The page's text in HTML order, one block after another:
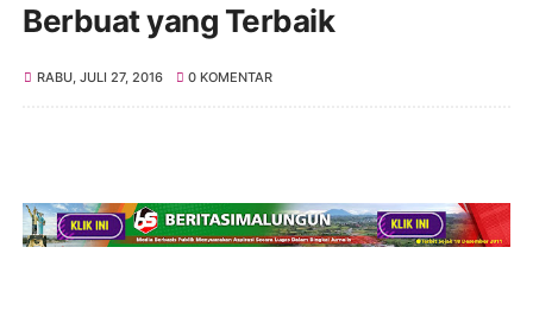
Berbuat yang Terbaik
RABU, JULI 27, 2016 0 KOMENTAR